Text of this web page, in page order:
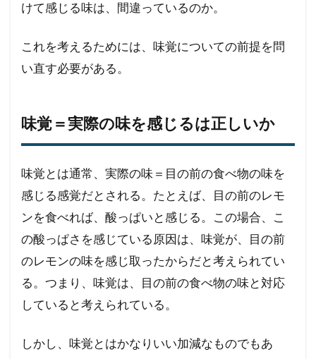
けて感じる味は、間違っているのか。
これを考えるためには、味覚についての前提を問
い直す必要がある。
味覚＝実際の味を感じるは正しいか
味覚とは通常、実際の味＝目の前の食べ物の味を
感じる感覚だとされる。たとえば、目の前のレモ
ンを食べれば、酸っぱいと感じる。この場合、こ
の酸っぱさを感じている原因は、味覚が、目の前
のレモンの味を感じ取ったからだと考えられてい
る。つまり、味覚は、目の前の食べ物の味と対応
していると考えられている。
しかし、味覚とはかなりいい加減なものでもあ